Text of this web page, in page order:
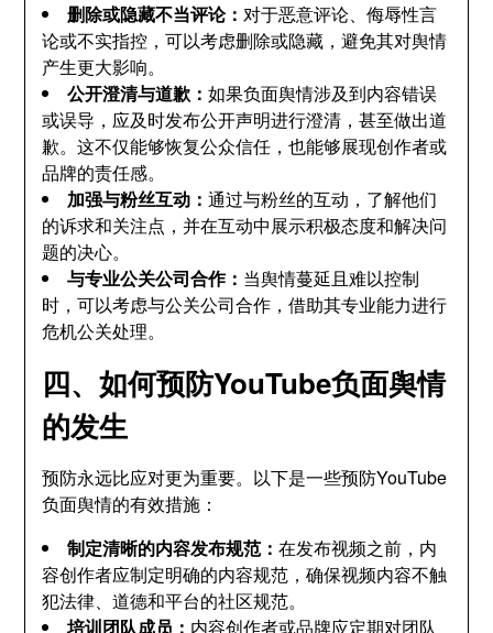
删除或隐藏不当评论：对于恶意评论、侮辱性言
论或不实指控，可以考虑删除或隐藏，避免其对舆情
产生更大影响。
公开澄清与道歉：如果负面舆情涉及到内容错误
或误导，应及时发布公开声明进行澄清，甚至做出道
歉。这不仅能够恢复公众信任，也能够展现创作者或
品牌的责任感。
加强与粉丝互动：通过与粉丝的互动，了解他们
的诉求和关注点，并在互动中展示积极态度和解决问
题的决心。
与专业公关公司合作： 当舆情蔓延且难以控制
时，可以考虑与公关公司合作，借助其专业能力进行
危机公关处理。
四、如何预防YouTube负面舆情
的发生
预防永远比应对更为重要。以下是一些预防YouTube
负面舆情的有效措施：
制定清晰的内容发布规范：在发布视频之前，内
容创作者应制定明确的内容规范，确保视频内容不触
犯法律、道德和平台的社区规范。
培训团队成员： 内容创作者或品牌应定期对团队